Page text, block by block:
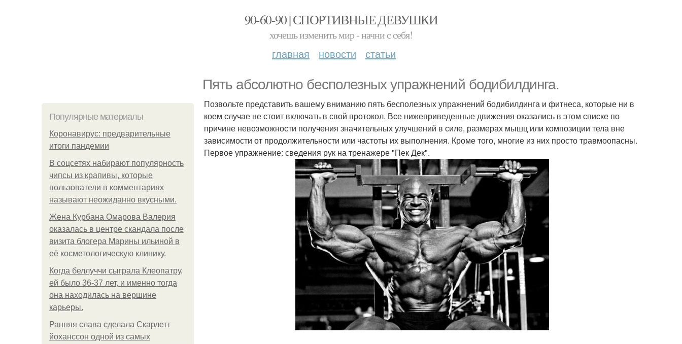
90-60-90 | СПОРТИВНЫЕ ДЕВУШКИ
хочешь изменить мир - начни с себя!
главная новости статьи
Пять абсолютно бесполезных упражнений бодибилдинга.
Популярные материалы
Коронавирус: предварительные
итоги пандемии
В соцсетях набирают популярность
чипсы из крапивы, которые
пользователи в комментариях
называют неожиданно вкусными.
Жена Курбана Омарова Валерия
оказалась в центре скандала после
визита блогера Марины ильиной в
её косметологическую клинику.
Когда беллуччи сыграла Клеопатру,
ей было 36-37 лет, и именно тогда
она находилась на вершине
карьеры.
Ранняя слава сделала Скарлетт
йоханссон одной из самых
Позвольте представить вашему вниманию пять бесполезных упражнений бодибилдинга и фитнеса, которые ни в
коем случае не стоит включать в свой протокол. Все нижеприведенные движения оказались в этом списке по
причине невозможности получения значительных улучшений в силе, размерах мышц или композиции тела вне
зависимости от продолжительности или частоты их выполнения. Кроме того, многие из них просто травмоопасны.
Первое упражнение: сведения рук на тренажере "Пек Дек".